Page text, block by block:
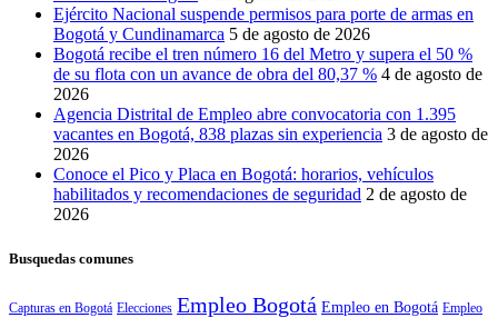
Ejército Nacional suspende permisos para porte de armas en
Bogotá y Cundinamarca 5 de agosto de 2026
Bogotá recibe el tren número 16 del Metro y supera el 50 %
de su flota con un avance de obra del 80,37 % 4 de agosto de
2026
Agencia Distrital de Empleo abre convocatoria con 1.395
vacantes en Bogotá, 838 plazas sin experiencia 3 de agosto de
2026
Conoce el Pico y Placa en Bogotá: horarios, vehículos
habilitados y recomendaciones de seguridad 2 de agosto de
2026
Busquedas comunes
Capturas en Bogotá Elecciones Empleo Bogotá Empleo en Bogotá Empleo